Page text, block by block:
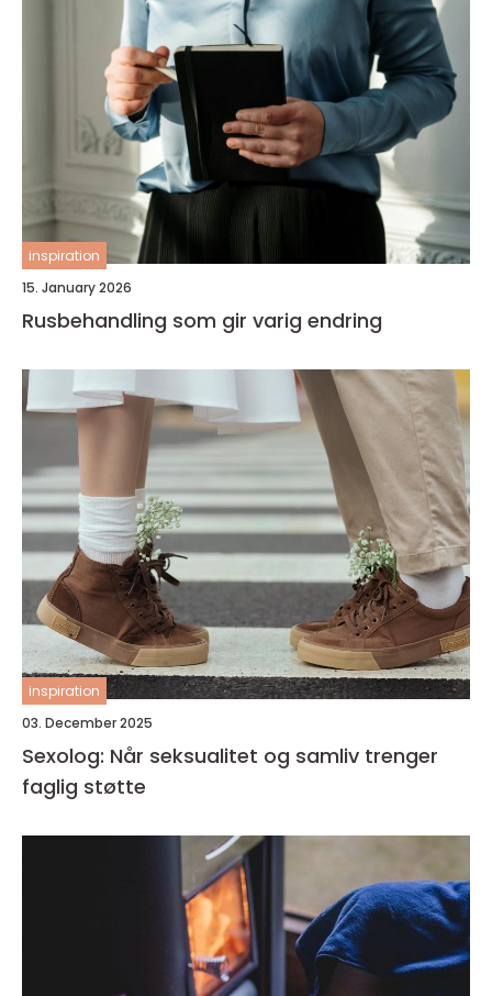
inspiration
15. January 2026
Rusbehandling som gir varig endring
inspiration
03. December 2025
Sexolog: Når seksualitet og samliv trenger
faglig støtte